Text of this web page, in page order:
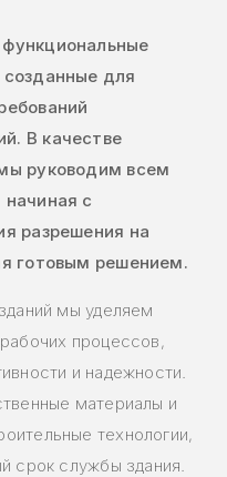
для
В качестве
руководим всем
с
разрешения на
готовым решением.
мы уделяем
процессов,
и надежности.
материалы и
технологии,
срок службы здания.